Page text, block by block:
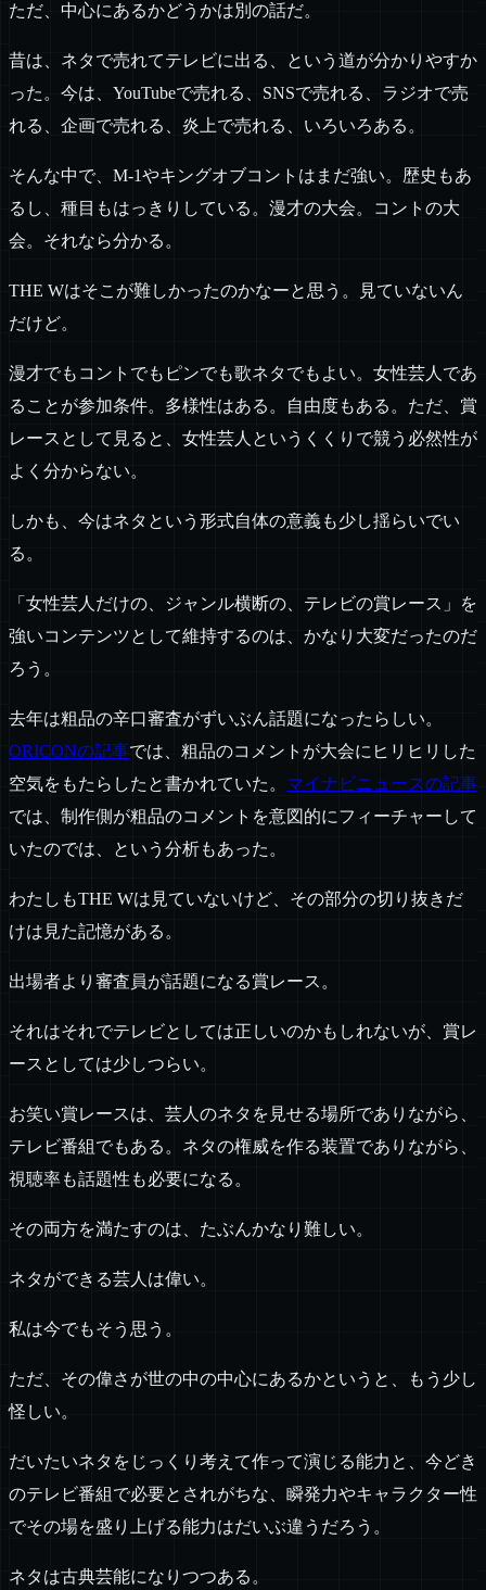
ただ、中心にあるかどうかは別の話だ。
昔は、ネタで売れてテレビに出る、という道が分かりやすか
った。今は、YouTubeで売れる、SNSで売れる、ラジオで売
れる、企画で売れる、炎上で売れる、いろいろある。
そんな中で、M-1やキングオブコントはまだ強い。歴史もあ
るし、種目もはっきりしている。漫才の大会。コントの大
会。それなら分かる。
THE Wはそこが難しかったのかなーと思う。見ていないん
だけど。
漫才でもコントでもピンでも歌ネタでもよい。女性芸人であ
ることが参加条件。多様性はある。自由度もある。ただ、賞
レースとして見ると、女性芸人というくくりで競う必然性が
よく分からない。
しかも、今はネタという形式自体の意義も少し揺らいでい
る。
「女性芸人だけの、ジャンル横断の、テレビの賞レース」を
強いコンテンツとして維持するのは、かなり大変だったのだ
ろう。
去年は粗品の辛口審査がずいぶん話題になったらしい。
ORICONの記事では、粗品のコメントが大会にヒリヒリした
空気をもたらしたと書かれていた。 マイナビニュースの記事
では、制作側が粗品のコメントを意図的にフィーチャーして
いたのでは、という分析もあった。
わたしもTHE Wは見ていないけど、その部分の切り抜きだ
けは見た記憶がある。
出場者より審査員が話題になる賞レース。
それはそれでテレビとしては正しいのかもしれないが、賞レ
ースとしては少しつらい。
お笑い賞レースは、芸人のネタを見せる場所でありながら、
テレビ番組でもある。ネタの権威を作る装置でありながら、
視聴率も話題性も必要になる。
その両方を満たすのは、たぶんかなり難しい。
ネタができる芸人は偉い。
私は今でもそう思う。
ただ、その偉さが世の中の中心にあるかというと、もう少し
怪しい。
だいたいネタをじっくり考えて作って演じる能力と、今どき
のテレビ番組で必要とされがちな、瞬発力やキャラクター性
でその場を盛り上げる能力はだいぶ違うだろう。
ネタは古典芸能になりつつある。